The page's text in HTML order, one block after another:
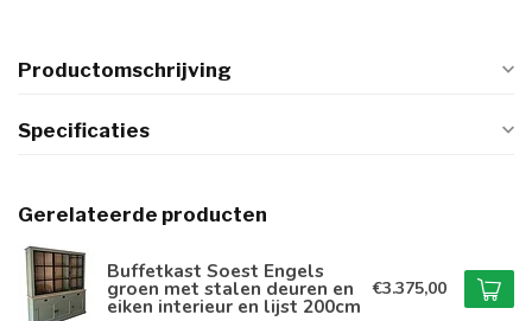
Productomschrijving
Specificaties
Gerelateerde producten
Buffetkast Soest Engels
groen met stalen deuren en
eiken interieur en lijst 200cm
€3.375,00